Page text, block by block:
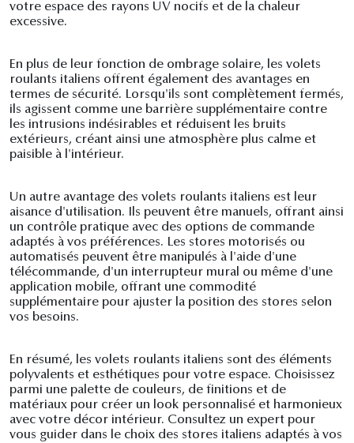
votre espace des rayons UV nocifs et de la chaleur
excessive.
En plus de leur fonction de ombrage solaire, les volets
roulants italiens offrent également des avantages en
termes de sécurité. Lorsqu'ils sont complètement fermés,
ils agissent comme une barrière supplémentaire contre
les intrusions indésirables et réduisent les bruits
extérieurs, créant ainsi une atmosphère plus calme et
paisible à l'intérieur.
Un autre avantage des volets roulants italiens est leur
aisance d'utilisation. Ils peuvent être manuels, offrant ainsi
un contrôle pratique avec des options de commande
adaptés à vos préférences. Les stores motorisés ou
automatisés peuvent être manipulés à l'aide d'une
télécommande, d'un interrupteur mural ou même d'une
application mobile, offrant une commodité
supplémentaire pour ajuster la position des stores selon
vos besoins.
En résumé, les volets roulants italiens sont des éléments
polyvalents et esthétiques pour votre espace. Choisissez
parmi une palette de couleurs, de finitions et de
matériaux pour créer un look personnalisé et harmonieux
avec votre décor intérieur. Consultez un expert pour
vous guider dans le choix des stores italiens adaptés à vos